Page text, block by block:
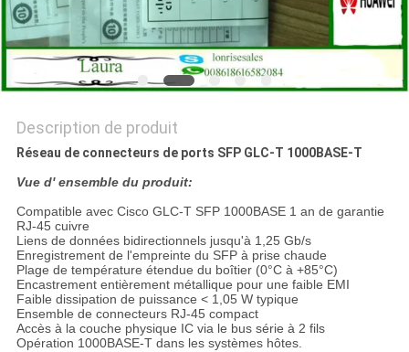
DE
CONFIDENTIALITÉ
Description de produit
Réseau de connecteurs de ports SFP GLC-T 1000BASE-T
Vue d' ensemble du produit:
Compatible avec Cisco GLC-T SFP 1000BASE 1 an de garantie
RJ-45 cuivre
Liens de données bidirectionnels jusqu'à 1,25 Gb/s
Enregistrement de l'empreinte du SFP à prise chaude
Plage de température étendue du boîtier (0°C à +85°C)
Encastrement entièrement métallique pour une faible EMI
Faible dissipation de puissance < 1,05 W typique
Ensemble de connecteurs RJ-45 compact
Accès à la couche physique IC via le bus série à 2 fils
Opération 1000BASE-T dans les systèmes hôtes.